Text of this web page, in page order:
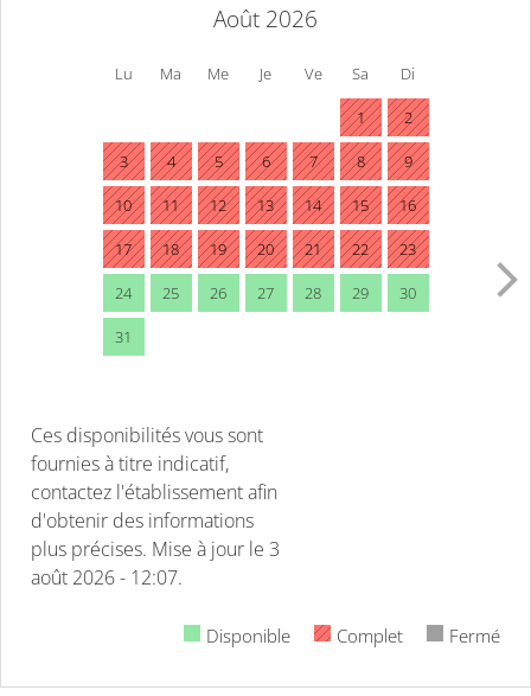
Août 2026
Lu Ma Me Je Ve Sa Di
1 2
3 4 5 6 7 8 9
10 11 12 13 14 15 16
17 18 19 20 21 22 23
24 25 26 27 28 29 30
31
Ces disponibilités vous sont
fournies à titre indicatif,
contactez l'établissement afin
d'obtenir des informations
plus précises. Mise à jour le 3
août 2026 - 12:07.
Disponible Complet Fermé